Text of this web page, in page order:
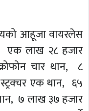
आहूजा वायरलेस
एक लाख २८ हजार
चार थान, ८
एक थान, ६५
७ लाख ३७ हजार